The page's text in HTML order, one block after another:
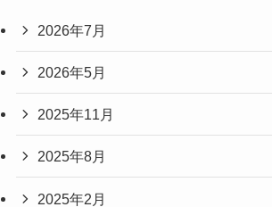
2026年7月
2026年5月
2025年11月
2025年8月
2025年2月